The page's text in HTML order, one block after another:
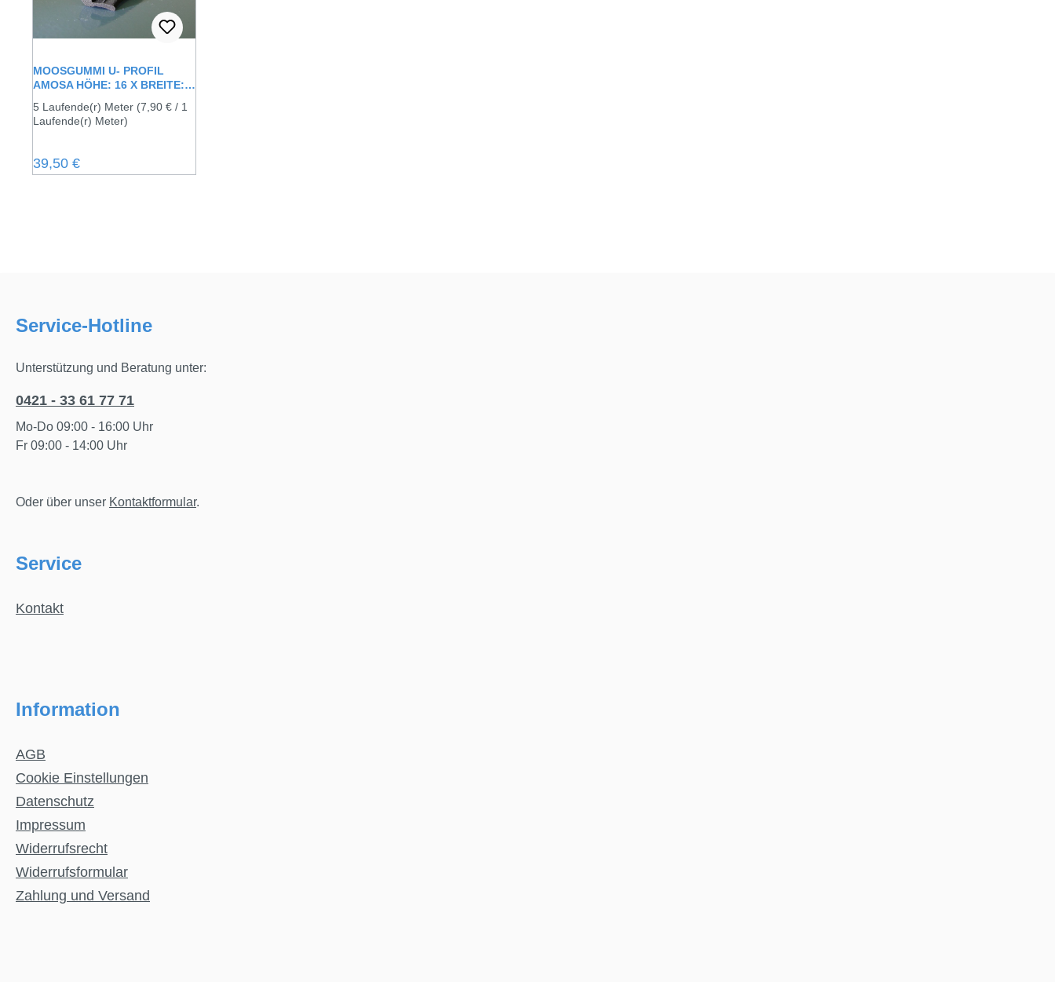
MOOSGUMMI U- PROFIL
AMOSA HÖHE: 16 X BREITE: 9
5 Laufende(r) Meter (7,90 € / 1
Laufende(r) Meter)
Regulärer Preis:
39,50 €
Service-Hotline
Unterstützung und Beratung unter:
0421 - 33 61 77 71
Mo-Do 09:00 - 16:00 Uhr
Fr 09:00 - 14:00 Uhr
Oder über unser Kontaktformular.
Service
Kontakt
Information
AGB
Cookie Einstellungen
Datenschutz
Impressum
Widerrufsrecht
Widerrufsformular
Zahlung und Versand